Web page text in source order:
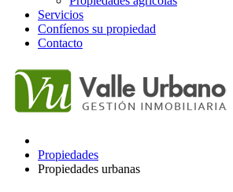
Servicios
Confíenos su propiedad
Contacto
Propiedades
Propiedades urbanas